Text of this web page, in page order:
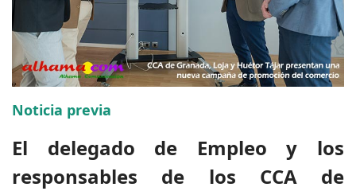
Noticia previa
El delegado de Empleo y los
responsables de los CCA de